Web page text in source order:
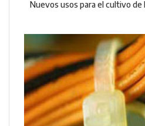
Nuevos usos para el cultivo de